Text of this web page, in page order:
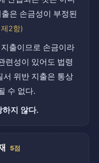
은 손금성이 부정된
2항)
출이므로 손금이라
련성이 있어도 법령
서 위반 지출은 통상
수 없다.
하지 않다.
5점